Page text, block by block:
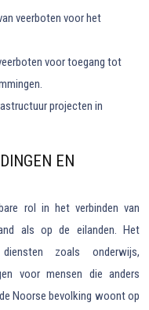
veerboten voor het
voor toegang tot
projecten in
EN
rol in het verbinden van
als op de eilanden. Het
zoals onderwijs,
voor mensen die anders
Noorse bevolking woont op